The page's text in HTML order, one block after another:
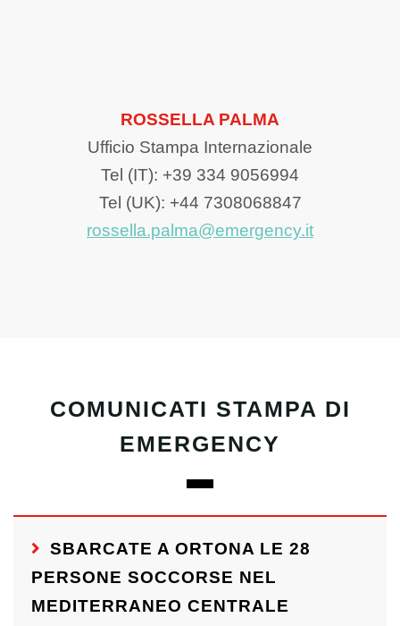
ROSSELLA PALMA
Ufficio Stampa Internazionale
Tel (IT): +39 334 9056994
Tel (UK): +44 7308068847
rossella.palma@emergency.it
COMUNICATI STAMPA DI
EMERGENCY
SBARCATE A ORTONA LE 28
PERSONE SOCCORSE NEL
MEDITERRANEO CENTRALE